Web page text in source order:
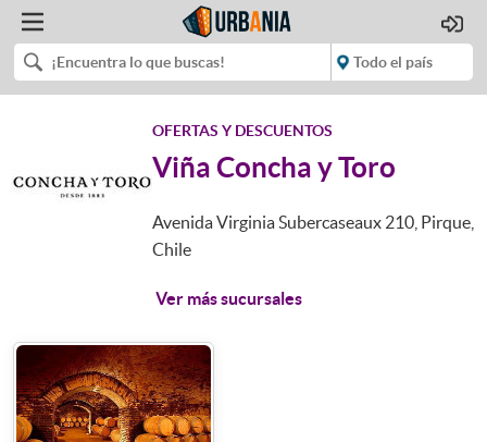
OFERTAS Y DESCUENTOS
Viña Concha y Toro
Avenida Virginia Subercaseaux 210, Pirque,
Chile
Ver más sucursales